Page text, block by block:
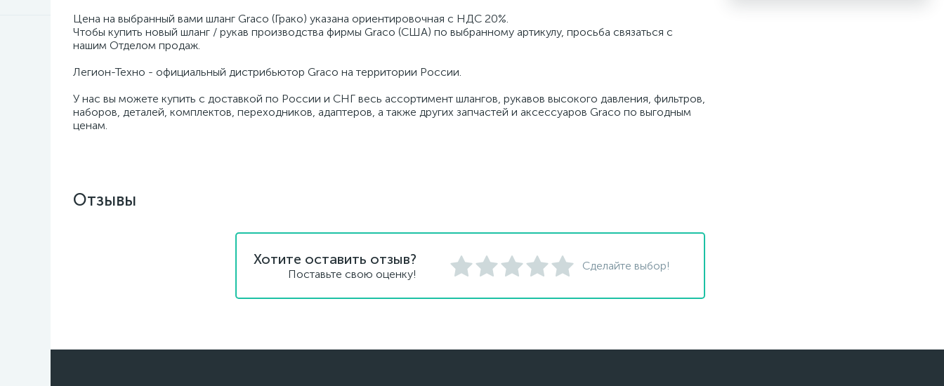
Цена на выбранный вами шланг Graco (Грако) указана ориентировочная с НДС 20%.
Чтобы купить новый шланг / рукав производства фирмы Graco (США) по выбранному артикулу, просьба связаться с
нашим Отделом продаж.
Легион-Техно - официальный дистрибьютор Graco на территории России.
У нас вы можете купить с доставкой по России и СНГ весь ассортимент шлангов, рукавов высокого давления, фильтров,
наборов, деталей, комплектов, переходников, адаптеров, а также других запчастей и аксессуаров Graco по выгодным
ценам.
Отзывы
Хотите оставить отзыв?
Поставьте свою оценку!
Сделайте выбор!